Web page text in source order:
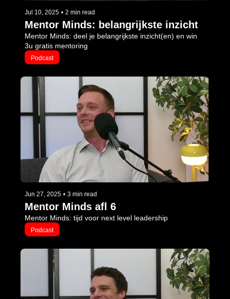
Jul 10, 2025 • 2 min read
Mentor Minds: belangrijkste inzicht
Mentor Minds: deel je belangrijkste inzicht(en) en win
3u gratis mentoring
Podcast
Jun 27, 2025 • 3 min read
Mentor Minds afl 6
Mentor Minds: tijd voor next level leadership
Podcast